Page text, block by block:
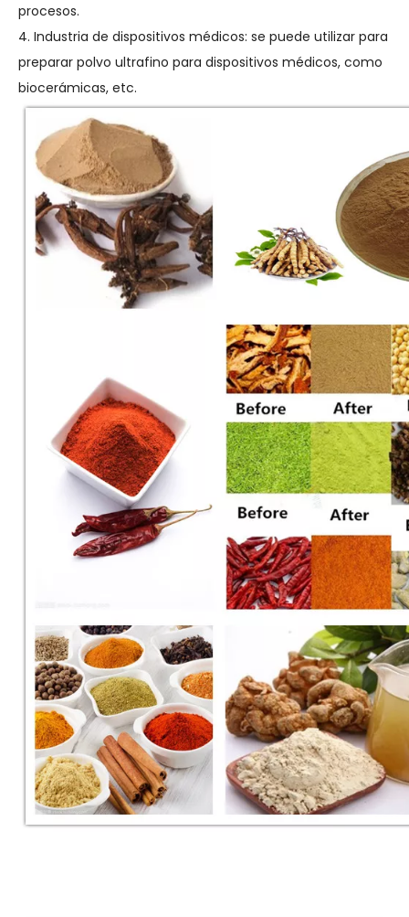
procesos.
4. Industria de dispositivos médicos: se puede utilizar para
preparar polvo ultrafino para dispositivos médicos, como
biocerámicas, etc.